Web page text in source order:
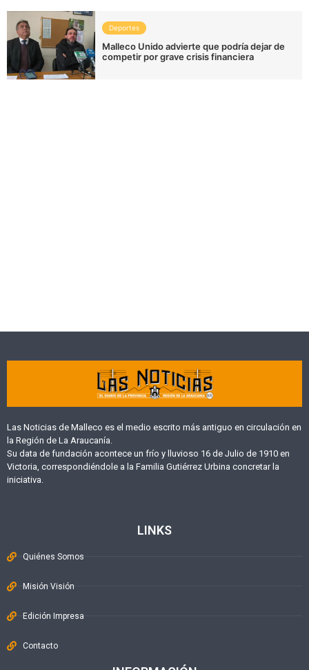
Deportes
Malleco Unido advierte que podría dejar de
competir por grave crisis financiera
Las Noticias de Malleco es el medio escrito más antiguo en circulación en
la Región de La Araucanía.
Su data de fundación acontece un frío y lluvioso 16 de Julio de 1910 en
Victoria, correspondiéndole a la Familia Gutiérrez Urbina concretar la
iniciativa.
LINKS
Quiénes Somos
Misión Visión
Edición Impresa
Contacto